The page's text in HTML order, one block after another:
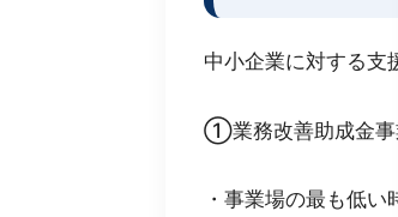
中小企業に対する支
①業務改善助成金事
・事業場の最も低